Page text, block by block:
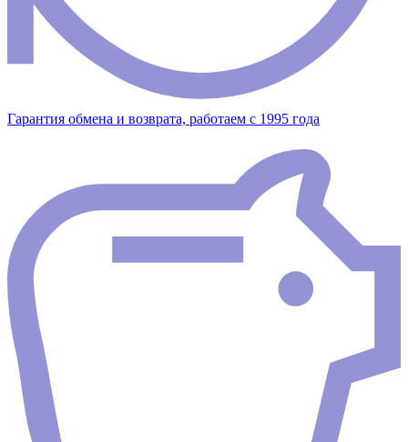
Гарантия обмена и возврата, работаем с 1995 года